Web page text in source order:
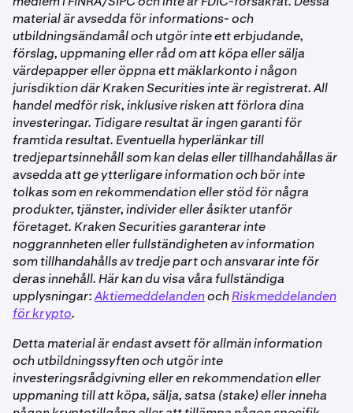
material är avsedda för informations- och
utbildningsändamål och utgör inte ett erbjudande,
förslag, uppmaning eller råd om att köpa eller sälja
värdepapper eller öppna ett mäklarkonto i någon
jurisdiktion där Kraken Securities inte är registrerat. All
handel medför risk, inklusive risken att förlora dina
investeringar. Tidigare resultat är ingen garanti för
framtida resultat. Eventuella hyperlänkar till
tredjepartsinnehåll som kan delas eller tillhandahållas är
avsedda att ge ytterligare information och bör inte
tolkas som en rekommendation eller stöd för några
produkter, tjänster, individer eller åsikter utanför
företaget. Kraken Securities garanterar inte
noggrannheten eller fullständigheten av information
som tillhandahålls av tredje part och ansvarar inte för
deras innehåll. Här kan du visa våra fullständiga
upplysningar:AktiemeddelandenochRiskmeddelanden
för krypto.
Detta material är endast avsett för allmän information
och utbildningssyften och utgör inte
investeringsrådgivning eller en rekommendation eller
uppmaning till att köpa, sälja, satsa (stake) eller inneha